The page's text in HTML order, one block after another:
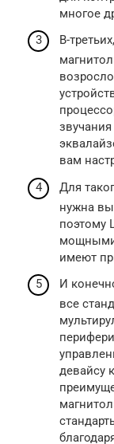
многое
В-
вам
Для
нужна
поэтому
мощными
имеют
И
все
девайсу